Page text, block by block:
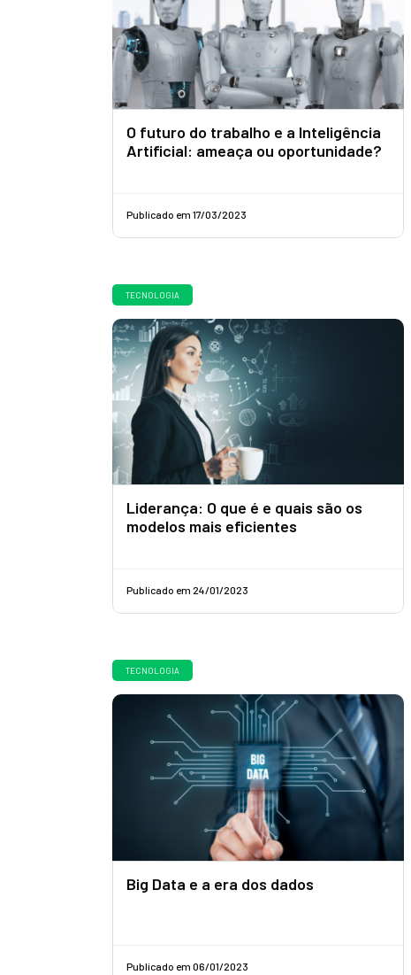
O futuro do trabalho e a Inteligência
Artificial: ameaça ou oportunidade?
Publicado em 17/03/2023
TECNOLOGIA
Liderança: O que é e quais são os
modelos mais eficientes
Publicado em 24/01/2023
TECNOLOGIA
Big Data e a era dos dados
Publicado em 06/01/2023